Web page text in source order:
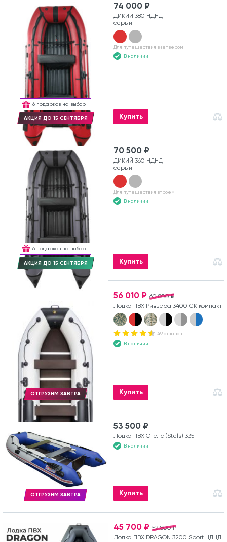
6 подарков на выбор
АКЦИЯ ДО 15 СЕНТЯБРЯ
74 000 ₽
ДИКИЙ 380 НДНД
серый
Для путешествия вчетвером
В наличии
Купить
6 подарков на выбор
АКЦИЯ ДО 15 СЕНТЯБРЯ
70 500 ₽
ДИКИЙ 360 НДНД
серый
Для путешествия втроем
В наличии
Купить
ОТГРУЗИМ ЗАВТРА
60 800 ₽
56 010 ₽
Лодка ПВХ Ривьера 3400 СК компакт
49 отзывов
В наличии
Купить
ОТГРУЗИМ ЗАВТРА
53 500 ₽
Лодка ПВХ Стелс (Stels) 335
В наличии
Купить
52 800 ₽
45 700 ₽
Лодка ПВХ DRAGON 3200 Sport НДНД